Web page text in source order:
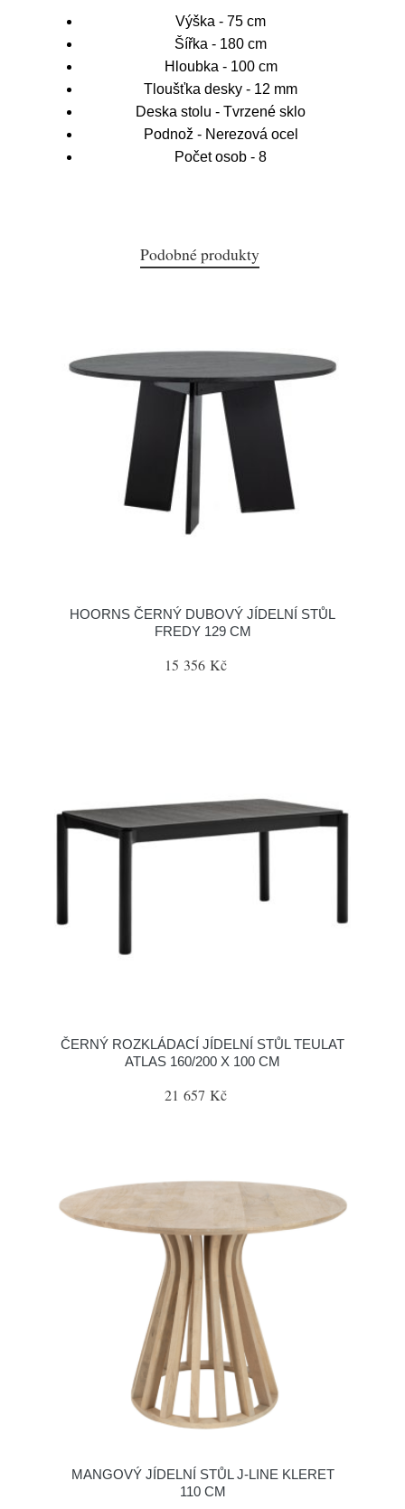
Výška - 75 cm
Šířka - 180 cm
Hloubka - 100 cm
Tloušťka desky - 12 mm
Deska stolu - Tvrzené sklo
Podnož - Nerezová ocel
Počet osob - 8
Podobné produkty
HOORNS ČERNÝ DUBOVÝ JÍDELNÍ STŮL
FREDY 129 CM
15 356 Kč
ČERNÝ ROZKLÁDACÍ JÍDELNÍ STŮL TEULAT
ATLAS 160/200 X 100 CM
21 657 Kč
MANGOVÝ JÍDELNÍ STŮL J-LINE KLERET
110 CM